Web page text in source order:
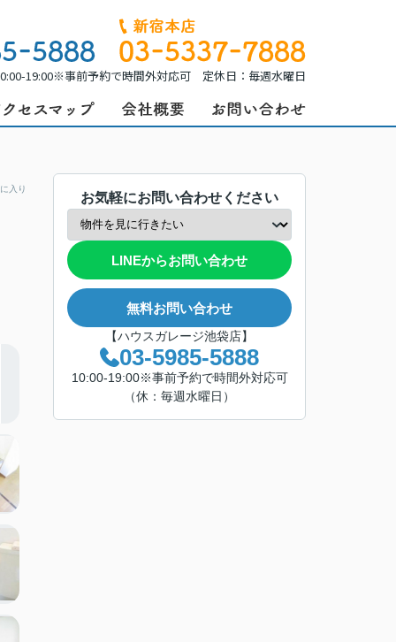
19:00※事前予約で時間外対応可 定休日：毎週水曜日
入り
お気軽にお問い合わせください
LINEからお問い合わせ
無料お問い合わせ
【ハウスガレージ池袋店】
03-5985-5888
10:00-19:00※事前予約で時間外対応可
（休：毎週水曜日）